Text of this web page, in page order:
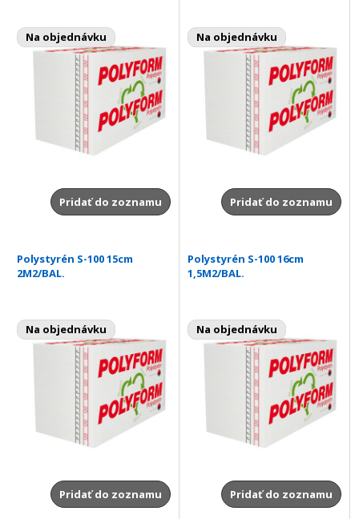
Na objednávku
Pridať do zoznamu
Na objednávku
Pridať do zoznamu
Polystyrén S-100 15cm
2M2/BAL.
Na objednávku
Pridať do zoznamu
Polystyrén S-100 16cm
1,5M2/BAL.
Na objednávku
Pridať do zoznamu